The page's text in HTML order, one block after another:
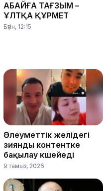
АБАЙҒА ТАҒЗЫМ –
ҰЛТҚА ҚҰРМЕТ
Бүгін, 12:15
Әлеуметтік желідегі
зиянды контентке
бақылау күшейеді
9 тамыз, 2026